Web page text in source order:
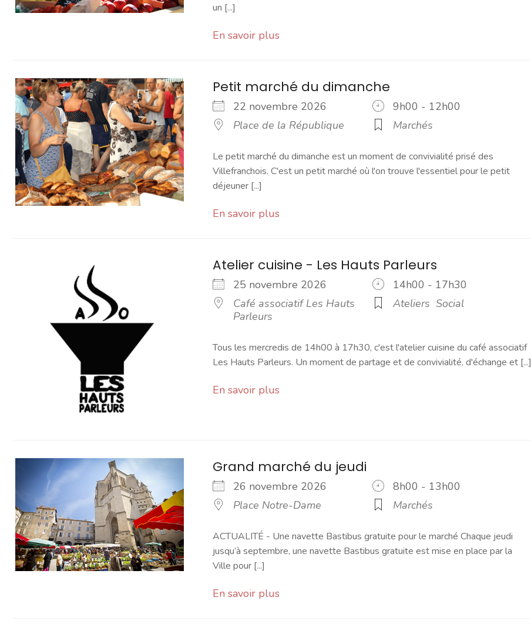
un [...]
En savoir plus
Petit marché du dimanche
22 novembre 2026
9h00 - 12h00
Place de la République
Marchés
Le petit marché du dimanche est un moment de convivialité prisé des
Villefranchois. C'est un petit marché où l'on trouve l'essentiel pour le petit
déjeuner [...]
En savoir plus
Atelier cuisine - Les Hauts Parleurs
25 novembre 2026
14h00 - 17h30
Café associatif Les Hauts
Parleurs
Ateliers Social
Tous les mercredis de 14h00 à 17h30, c'est l'atelier cuisine du café associatif
Les Hauts Parleurs. Un moment de partage et de convivialité, d'échange et [...]
En savoir plus
Grand marché du jeudi
26 novembre 2026
8h00 - 13h00
Place Notre-Dame
Marchés
ACTUALITÉ - Une navette Bastibus gratuite pour le marché Chaque jeudi
jusqu’à septembre, une navette Bastibus gratuite est mise en place par la
Ville pour [...]
En savoir plus